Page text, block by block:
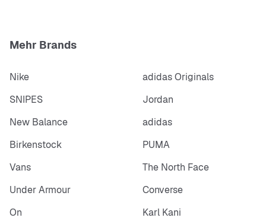
Mehr Brands
Nike
adidas Originals
SNIPES
Jordan
New Balance
adidas
Birkenstock
PUMA
Vans
The North Face
Under Armour
Converse
On
Karl Kani